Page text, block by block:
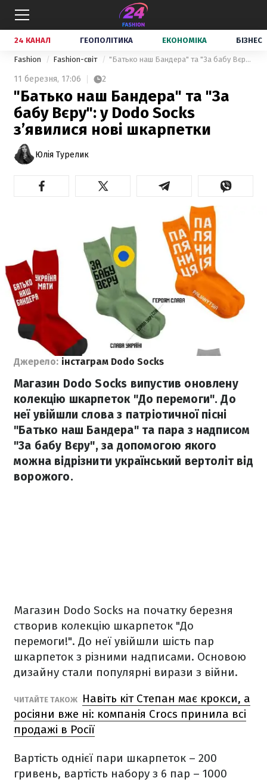
24 КАНАЛ ГЕОПОЛІТИКА ЕКОНОМІКА БІЗНЕС
Fashion Fashion-світ "Батько наш Бандера" та "За бабу Вєру": у Dodo Socks з’явилися нові шкарпетки
11 березня, 17:06 2
"Батько наш Бандера" та "За
бабу Вєру": у Dodo Socks
з’явилися нові шкарпетки
Юлія Турелик
Джерело: інстаграм Dodo Socks
Магазин Dodo Socks випустив оновлену
колекцію шкарпеток "До перемоги". До
неї увійшли слова з патріотичної пісні
"Батько наш Бандера" та пара з надписом
"За бабу Вєру", за допомогою якого
можна відрізнити український вертоліт від
ворожого.
Магазин Dodo Socks на початку березня
створив колекцію шкарпеток "До
перемоги!". До неї увійшли шість пар
шкарпеток з різними надписами. Основою
дизайну стали популярні вирази з війни.
ЧИТАЙТЕ ТАКОЖ
Навіть кіт Степан має крокси, а
росіяни вже ні: компанія Crocs принила всі
продажі в Росії
Вартість однієї пари шкарпеток – 200
гривень, вартість набору з 6 пар – 1000